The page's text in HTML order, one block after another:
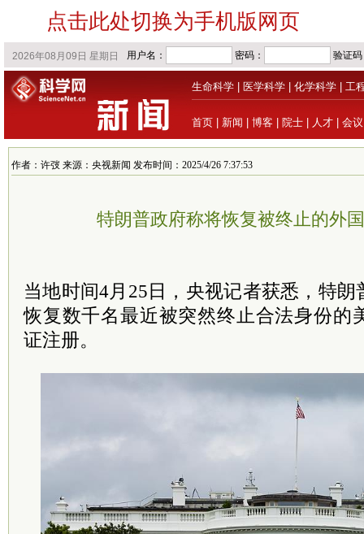
点击此处切换为手机版网页
生命科学 医学科学 化学科学 工
首页 新闻 博客 院士 人才 会议
作者：许弢 来源：央视新闻 发布时间：2025/4/26 7:37:53
特朗普政府称将恢复被终止的外
当地时间4月25日，央视记者获悉，特
恢复数千名最近被突然终止合法身份的
证注册。